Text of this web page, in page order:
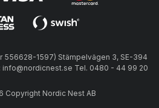
556628-1597) Stämpelvägen 3, SE-394
info@nordicnest.se Tel. 0480 - 44 99 20
Copyright Nordic Nest AB